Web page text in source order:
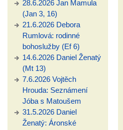
28.6.2026 Jan Mamula
(Jan 3, 16)
21.6.2026 Debora
Rumlová: rodinné
bohoslužby (Ef 6)
14.6.2026 Daniel Ženatý
(Mt 13)
7.6.2026 Vojtěch
Hrouda: Seznámení
Jóba s Matoušem
31.5.2026 Daniel
Ženatý: Áronské